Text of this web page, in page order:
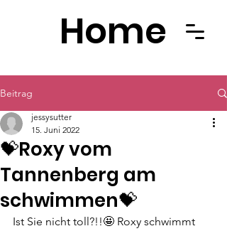
Home
Beitrag
💝Roxy vom
Tannenberg am
schwimmen💝
jessysutter
15. Juni 2022
Ist Sie nicht toll?!!🤩 Roxy schwimmt